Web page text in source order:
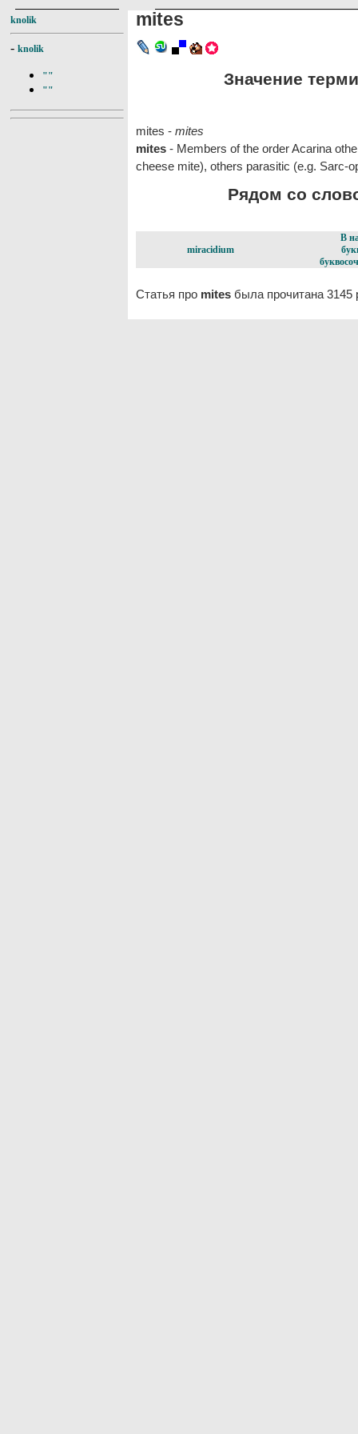
knolik
- knolik
""
""
mites
Значение
mites - mites
mites - Members of the order Acarina
cheese mite), others parasitic (e.g. Sarc-
Рядом со
miracidium
В
Статья про mites была прочитана 3145